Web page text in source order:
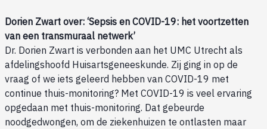
Dorien Zwart over: ‘Sepsis en COVID-19: het voortzetten
van een transmuraal netwerk’
Dr. Dorien Zwart is verbonden aan het UMC Utrecht als
afdelingshoofd Huisartsgeneeskunde. Zij ging in op de
vraag of we iets geleerd hebben van COVID-19 met
continue thuis-monitoring? Met COVID-19 is veel ervaring
opgedaan met thuis-monitoring. Dat gebeurde
noodgedwongen, om de ziekenhuizen te ontlasten maar